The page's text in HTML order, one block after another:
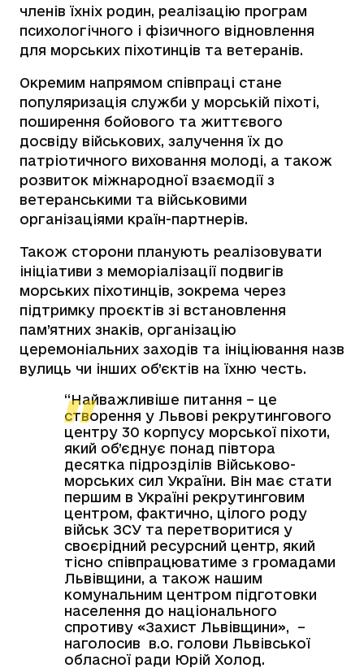
членів їхніх родин, реалізацію програм
психологічного і фізичного відновлення
для морських піхотинців та ветеранів.
Окремим напрямом співпраці стане
популяризація служби у морській піхоті,
поширення бойового та життєвого
досвіду військових, залучення їх до
патріотичного виховання молоді, а також
розвиток міжнародної взаємодії з
ветеранськими та військовими
організаціями країн-партнерів.
Також сторони планують реалізовувати
ініціативи з меморіалізації подвигів
морських піхотинців, зокрема через
підтримку проєктів зі встановлення
пам’ятних знаків, організацію
церемоніальних заходів та ініціювання назв
вулиць чи інших об’єктів на їхню честь.
“Найважливіше питання – це
створення у Львові рекрутингового
центру 30 корпусу морської піхоти,
який об’єднує понад півтора
десятка підрозділів Військово-
морських сил України. Він має стати
першим в Україні рекрутинговим
центром, фактично, цілого роду
військ ЗСУ та перетворитися у
своєрідний ресурсний центр, який
тісно співпрацюватиме з громадами
Львівщини, а також нашим
комунальним центром підготовки
населення до національного
спротиву «Захист Львівщини», –
наголосив в.о. голови Львівської
обласної ради Юрій Холод.